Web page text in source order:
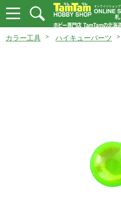
カラー工具 ハイキューパーツ